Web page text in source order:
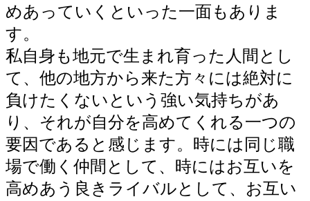
めあっていくといった一面もありま
す。
私自身も地元で生まれ育った人間とし
て、他の地方から来た方々には絶対に
負けたくないという強い気持ちがあ
り、それが自分を高めてくれる一つの
要因であると感じます。時には同じ職
場で働く仲間として、時にはお互いを
高めあう良きライバルとして、お互い